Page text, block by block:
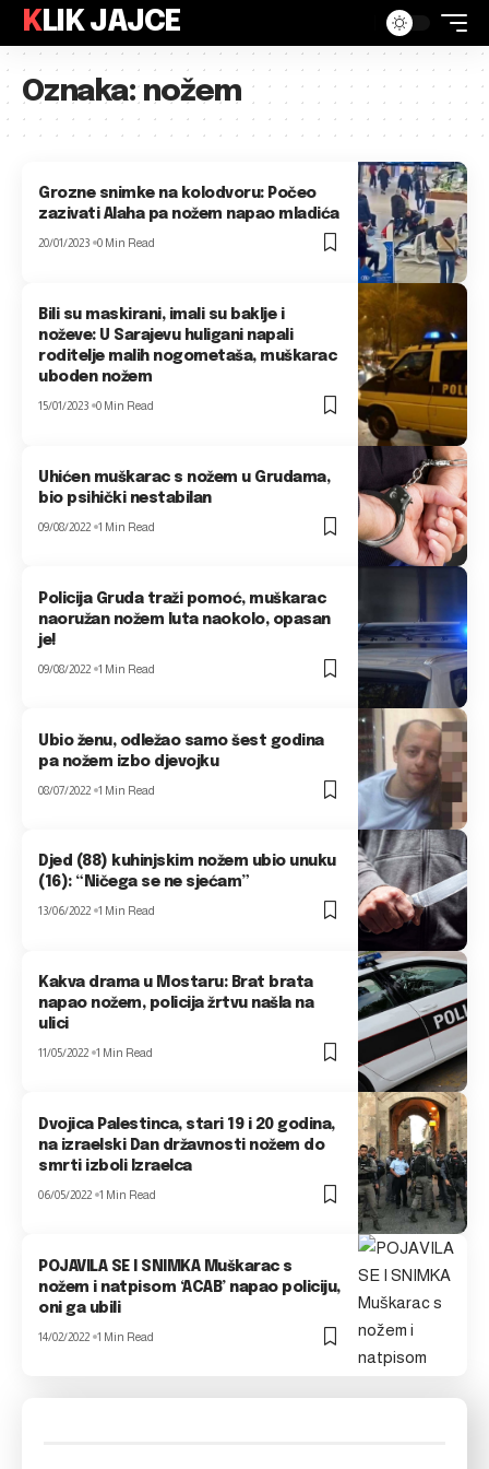
KLIK JAJCE
Oznaka:nožem
Grozne snimke na kolodvoru: Počeo
zazivati Alaha pa nožem napao mladića
20/01/2023 0 Min Read
Bili su maskirani, imali su baklje i
noževe: U Sarajevu huligani napali
roditelje malih nogometaša, muškarac
uboden nožem
15/01/2023 0 Min Read
Uhićen muškarac s nožem u Grudama,
bio psihički nestabilan
09/08/2022 1 Min Read
Policija Gruda traži pomoć, muškarac
naoružan nožem luta naokolo, opasan
je!
09/08/2022 1 Min Read
Ubio ženu, odležao samo šest godina
pa nožem izbo djevojku
08/07/2022 1 Min Read
Djed (88) kuhinjskim nožem ubio unuku
(16): “Ničega se ne sjećam”
13/06/2022 1 Min Read
Kakva drama u Mostaru: Brat brata
napao nožem, policija žrtvu našla na
ulici
11/05/2022 1 Min Read
Dvojica Palestinca, stari 19 i 20 godina,
na izraelski Dan državnosti nožem do
smrti izboli Izraelca
06/05/2022 1 Min Read
POJAVILA SE I SNIMKA Muškarac s
nožem i natpisom ‘ACAB’ napao policiju,
oni ga ubili
14/02/2022 1 Min Read